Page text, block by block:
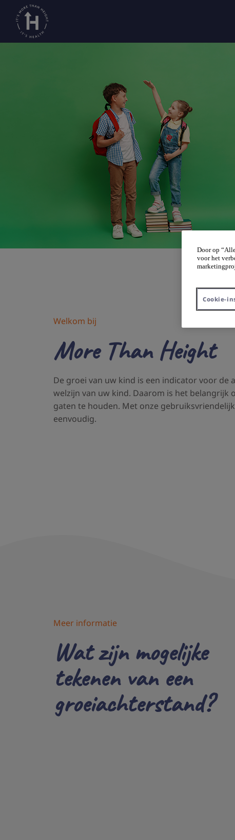
Welkom bij
More Than Height
De groei van uw kind is een indicator voor de
welzijn van uw kind. Daarom is het belangrijk
gaten te houden. Met onze
eenvoudig.
Meer informatie
Wat zijn mogelijke
tekenen van een
groeiachterstand?
Door op
voor het
Cookie-